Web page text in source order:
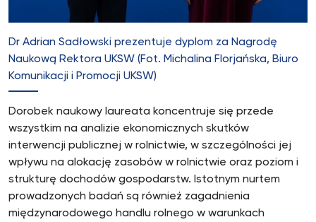
Dr Adrian Sadłowski prezentuje dyplom za Nagrodę
Naukową Rektora UKSW (Fot. Michalina Florjańska, Biuro
Komunikacji i Promocji UKSW)
Dorobek naukowy laureata koncentruje się przede
wszystkim na analizie ekonomicznych skutków
interwencji publicznej w rolnictwie, w szczególności jej
wpływu na alokację zasobów w rolnictwie oraz poziom i
strukturę dochodów gospodarstw. Istotnym nurtem
prowadzonych badań są również zagadnienia
międzynarodowego handlu rolnego w warunkach